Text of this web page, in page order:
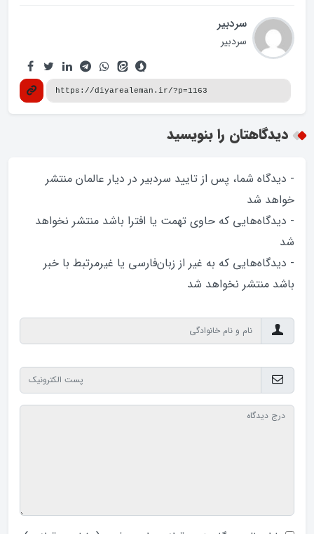
سردبیر
سردبیر
دیدگاهتان را بنویسید
- دیدگاه شما، پس از تایید سردبیر در دیار عالمان منتشر
خواهد‌ شد
- دیدگاه‌هایی که حاوی تهمت یا افترا باشد منتشر نخواهد‌
شد
- دیدگاه‌هایی که به غیر از زبان‌فارسی یا غیرمرتبط با خبر
باشد منتشر نخواهد‌ شد